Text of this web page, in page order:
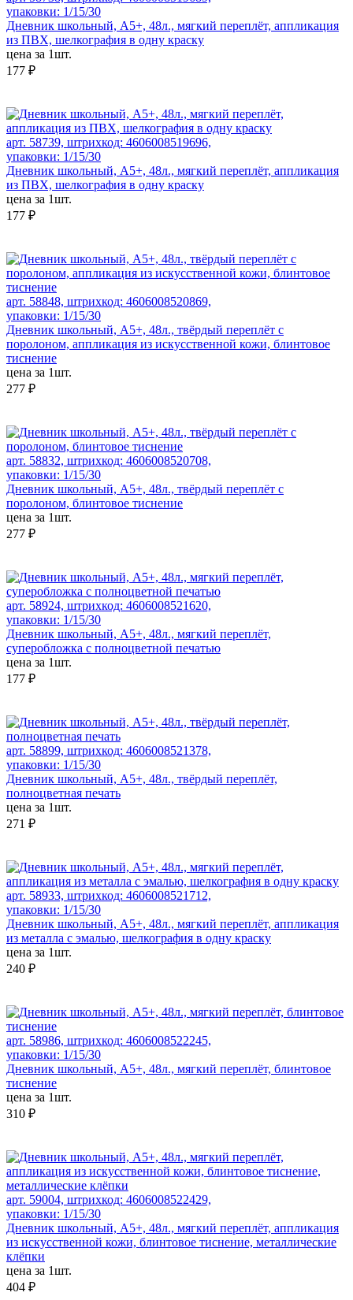
упаковки: 1/15/30
Дневник школьный, А5+, 48л., мягкий переплёт, аппликация
из ПВХ, шелкография в одну краску
цена за 1шт.
177 ₽
арт. 58739, штрихкод: 4606008519696,
упаковки: 1/15/30
Дневник школьный, А5+, 48л., мягкий переплёт, аппликация
из ПВХ, шелкография в одну краску
цена за 1шт.
177 ₽
арт. 58848, штрихкод: 4606008520869,
упаковки: 1/15/30
Дневник школьный, А5+, 48л., твёрдый переплёт с
поролоном, аппликация из искусственной кожи, блинтовое
тиснение
цена за 1шт.
277 ₽
арт. 58832, штрихкод: 4606008520708,
упаковки: 1/15/30
Дневник школьный, А5+, 48л., твёрдый переплёт с
поролоном, блинтовое тиснение
цена за 1шт.
277 ₽
арт. 58924, штрихкод: 4606008521620,
упаковки: 1/15/30
Дневник школьный, А5+, 48л., мягкий переплёт,
суперобложка с полноцветной печатью
цена за 1шт.
177 ₽
арт. 58899, штрихкод: 4606008521378,
упаковки: 1/15/30
Дневник школьный, А5+, 48л., твёрдый переплёт,
полноцветная печать
цена за 1шт.
271 ₽
арт. 58933, штрихкод: 4606008521712,
упаковки: 1/15/30
Дневник школьный, А5+, 48л., мягкий переплёт, аппликация
из металла с эмалью, шелкография в одну краску
цена за 1шт.
240 ₽
арт. 58986, штрихкод: 4606008522245,
упаковки: 1/15/30
Дневник школьный, А5+, 48л., мягкий переплёт, блинтовое
тиснение
цена за 1шт.
310 ₽
арт. 59004, штрихкод: 4606008522429,
упаковки: 1/15/30
Дневник школьный, А5+, 48л., мягкий переплёт, аппликация
из искусственной кожи, блинтовое тиснение, металлические
клёпки
цена за 1шт.
404 ₽